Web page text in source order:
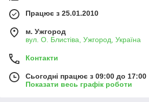
Працює з 25.01.2010
м. Ужгород
вул. О. Блистіва, Ужгород, Україна
Контакти
Сьогодні працює з 09:00 до 17:00
Показати весь графік роботи